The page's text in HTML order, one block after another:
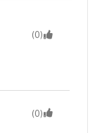
(0)
(0)